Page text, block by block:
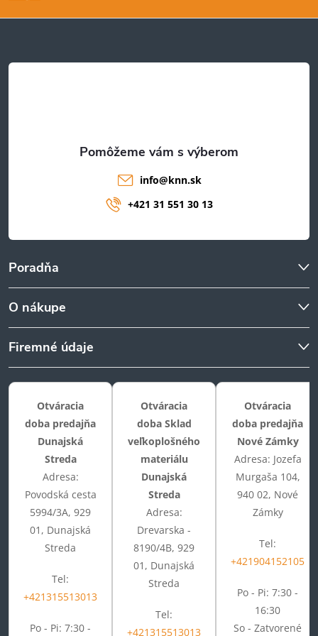
t
Poradňa
O nákupe
Firemné údaje
info@knn.sk
+421 31 551 30 13
Otváracia
doba predajňa
Dunajská
Streda
Adresa:
Povodská cesta
5994/3A, 929
01, Dunajská
Streda
Tel:
+421315513013
Po - Pi: 7:30 -
Otváracia
doba Sklad
veľkoplošného
materiálu
Dunajská
Streda
Adresa:
Drevarska -
8190/4B, 929
01, Dunajská
Streda
Tel:
+421315513013
Otváracia
doba predajňa
Nové Zámky
Adresa: Jozefa
Murgaša 104,
940 02, Nové
Zámky
Tel:
+421904152105
Po - Pi: 7:30 -
16:30
So - Zatvorené